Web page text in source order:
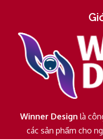
Winner Design là
các sản phẩm cho